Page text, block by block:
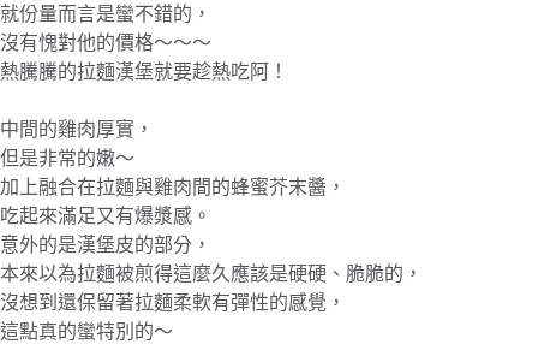
就份量而言是蠻不錯的，
沒有愧對他的價格～～～
熱騰騰的拉麵漢堡就要趁熱吃阿！
中間的雞肉厚實，
但是非常的嫩～
加上融合在拉麵與雞肉間的蜂蜜芥末醬，
吃起來滿足又有爆漿感。
意外的是漢堡皮的部分，
本來以為拉麵被煎得這麼久應該是硬硬、脆脆的，
沒想到還保留著拉麵柔軟有彈性的感覺，
這點真的蠻特別的～